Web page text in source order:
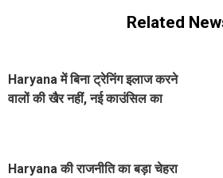
Related
Haryana में बिना ट्रेनिंग इलाज करने
वालों की खैर नहीं, नई काउंसिल का
Haryana की राजनीति का बड़ा चेहरा